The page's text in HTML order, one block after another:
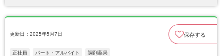
更新日：2025年5月7日 保存する
正社員 パート・アルバイト 調剤薬局